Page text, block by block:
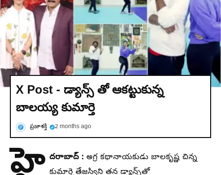
X Post - డ్యాన్స్ తో ఆకట్టుకున్న
బాలయ్య కుమార్తె
ప్రజాశక్తి 2 months ago
హై దరాబాద్ : అగ్ర కథానాయకుడు బాలకృష్ణ చిన్న
కుమార్తె తేజస్విని తన డ్యాన్స్‌తో